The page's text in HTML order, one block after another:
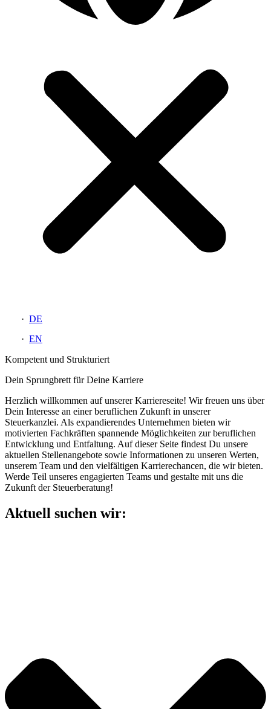
DE
EN
Kompetent und Strukturiert
Dein Sprungbrett für Deine Karriere
Herzlich willkommen auf unserer Karriereseite! Wir freuen uns über
Dein Interesse an einer beruflichen Zukunft in unserer
Steuerkanzlei. Als expandierendes Unternehmen bieten wir
motivierten Fachkräften spannende Möglichkeiten zur beruflichen
Entwicklung und Entfaltung. Auf dieser Seite findest Du unsere
aktuellen Stellenangebote sowie Informationen zu unseren Werten,
unserem Team und den vielfältigen Karrierechancen, die wir bieten.
Werde Teil unseres engagierten Teams und gestalte mit uns die
Zukunft der Steuerberatung!
Aktuell suchen wir: